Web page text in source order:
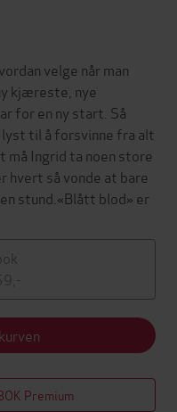
velge når man
kjæreste, nye
for en ny start. Så
lyst til å forsvinne fra alt
må Ingrid ta noen store
hvert så vonde at bare
stund.«Blått blod» er
Premium